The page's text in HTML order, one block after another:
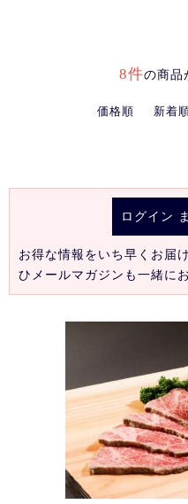
8件の商品
価格順 新着
ログイン
お得な情報をいち早くお届
ひメールマガジンも一緒に